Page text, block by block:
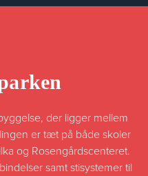
der ligger mellem
er tæt på både skoler
og Rosengårdscenteret.
samt stisystemer til